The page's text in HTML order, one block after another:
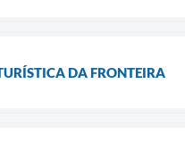
DA FRONTEIRA